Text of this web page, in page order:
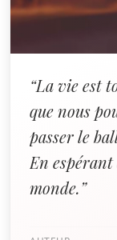
“La vie est
que nous
passer le
En
monde.”